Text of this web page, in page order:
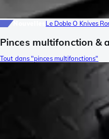
Le Doble O Knives
Pinces multifonction &
Tout dans "pinces multifonctions"